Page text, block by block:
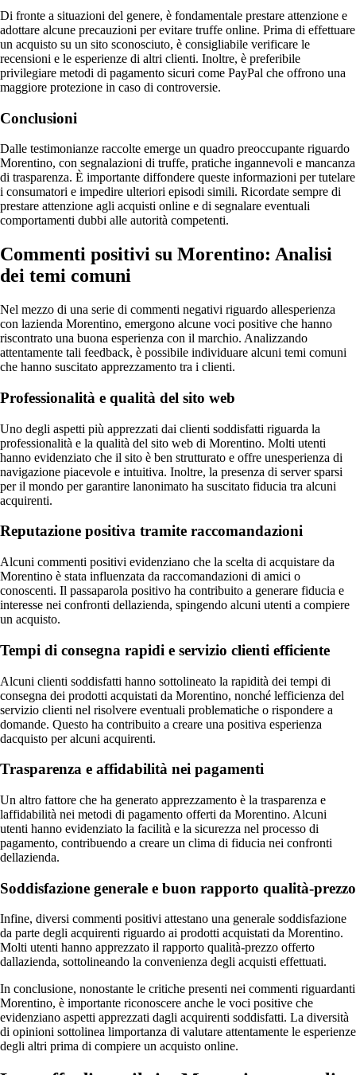
Di fronte a situazioni del genere, è fondamentale prestare attenzione e
adottare alcune precauzioni per evitare truffe online. Prima di effettuare
un acquisto su un sito sconosciuto, è consigliabile verificare le
recensioni e le esperienze di altri clienti. Inoltre, è preferibile
privilegiare metodi di pagamento sicuri come PayPal che offrono una
maggiore protezione in caso di controversie.
Conclusioni
Dalle testimonianze raccolte emerge un quadro preoccupante riguardo
Morentino, con segnalazioni di truffe, pratiche ingannevoli e mancanza
di trasparenza. È importante diffondere queste informazioni per tutelare
i consumatori e impedire ulteriori episodi simili. Ricordate sempre di
prestare attenzione agli acquisti online e di segnalare eventuali
comportamenti dubbi alle autorità competenti.
Commenti positivi su Morentino: Analisi
dei temi comuni
Nel mezzo di una serie di commenti negativi riguardo allesperienza
con lazienda Morentino, emergono alcune voci positive che hanno
riscontrato una buona esperienza con il marchio. Analizzando
attentamente tali feedback, è possibile individuare alcuni temi comuni
che hanno suscitato apprezzamento tra i clienti.
Professionalità e qualità del sito web
Uno degli aspetti più apprezzati dai clienti soddisfatti riguarda la
professionalità e la qualità del sito web di Morentino. Molti utenti
hanno evidenziato che il sito è ben strutturato e offre unesperienza di
navigazione piacevole e intuitiva. Inoltre, la presenza di server sparsi
per il mondo per garantire lanonimato ha suscitato fiducia tra alcuni
acquirenti.
Reputazione positiva tramite raccomandazioni
Alcuni commenti positivi evidenziano che la scelta di acquistare da
Morentino è stata influenzata da raccomandazioni di amici o
conoscenti. Il passaparola positivo ha contribuito a generare fiducia e
interesse nei confronti dellazienda, spingendo alcuni utenti a compiere
un acquisto.
Tempi di consegna rapidi e servizio clienti efficiente
Alcuni clienti soddisfatti hanno sottolineato la rapidità dei tempi di
consegna dei prodotti acquistati da Morentino, nonché lefficienza del
servizio clienti nel risolvere eventuali problematiche o rispondere a
domande. Questo ha contribuito a creare una positiva esperienza
dacquisto per alcuni acquirenti.
Trasparenza e affidabilità nei pagamenti
Un altro fattore che ha generato apprezzamento è la trasparenza e
laffidabilità nei metodi di pagamento offerti da Morentino. Alcuni
utenti hanno evidenziato la facilità e la sicurezza nel processo di
pagamento, contribuendo a creare un clima di fiducia nei confronti
dellazienda.
Soddisfazione generale e buon rapporto qualità-prezzo
Infine, diversi commenti positivi attestano una generale soddisfazione
da parte degli acquirenti riguardo ai prodotti acquistati da Morentino.
Molti utenti hanno apprezzato il rapporto qualità-prezzo offerto
dallazienda, sottolineando la convenienza degli acquisti effettuati.
In conclusione, nonostante le critiche presenti nei commenti riguardanti
Morentino, è importante riconoscere anche le voci positive che
evidenziano aspetti apprezzati dagli acquirenti soddisfatti. La diversità
di opinioni sottolinea limportanza di valutare attentamente le esperienze
degli altri prima di compiere un acquisto online.